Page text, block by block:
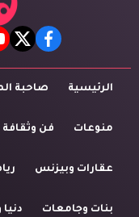
الرئيسية صاحبة
منوعات فن وثقافة
عقارات وبيزنس
بنات وجامعات